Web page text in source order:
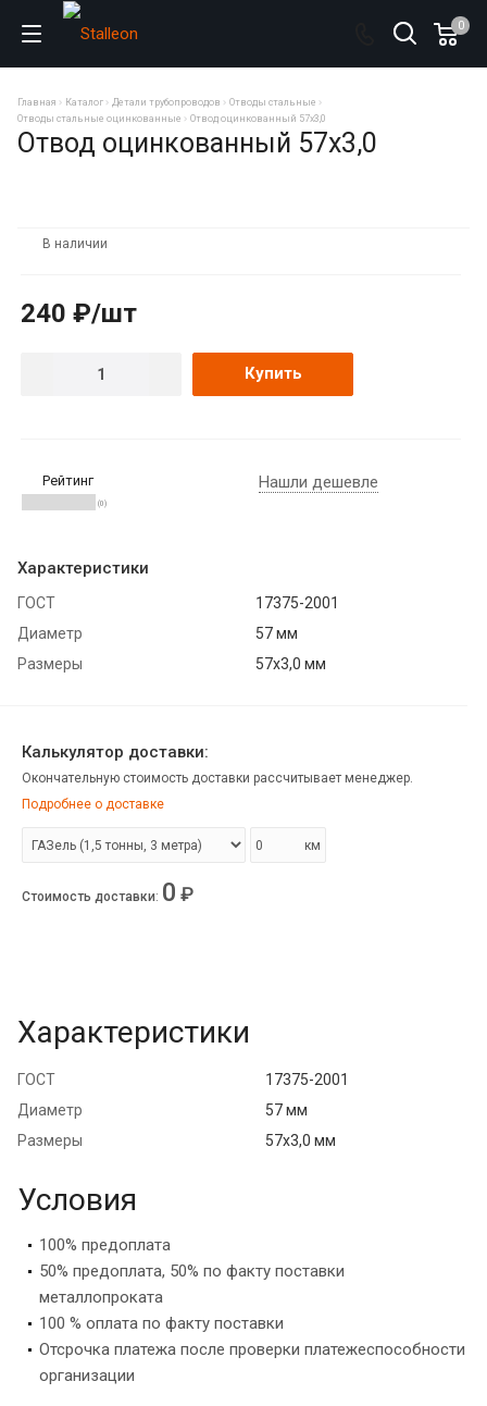
0
Главная Каталог Детали трубопроводов
Отводы стальные
Отводы стальные оцинкованные
Отвод оцинкованный 57х3,0
Отвод оцинкованный 57х3,0
В наличии
240 ₽/шт
Купить
Рейтинг
(0)
Нашли дешевле
Характеристики
ГОСТ
17375-2001
Диаметр
57 мм
Размеры
57х3,0 мм
Калькулятор доставки:
Окончательную стоимость доставки рассчитывает менеджер.
Подробнее о доставке
км
Стоимость доставки: 0 ₽
Характеристики
ГОСТ
17375-2001
Диаметр
57 мм
Размеры
57х3,0 мм
Условия
100% предоплата
50% предоплата, 50% по факту поставки
металлопроката
100 % оплата по факту поставки
Отсрочка платежа после проверки платежеспособности
организации